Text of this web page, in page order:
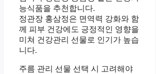
능식품을 추천합니다.
정관장 홍삼정은 면역력 강화와 함
께 피부 건강에도 긍정적인 영향을
미쳐 건강관리 선물로 인기가 높습
니다.
주름 관리 선물 선택 시 고려해야